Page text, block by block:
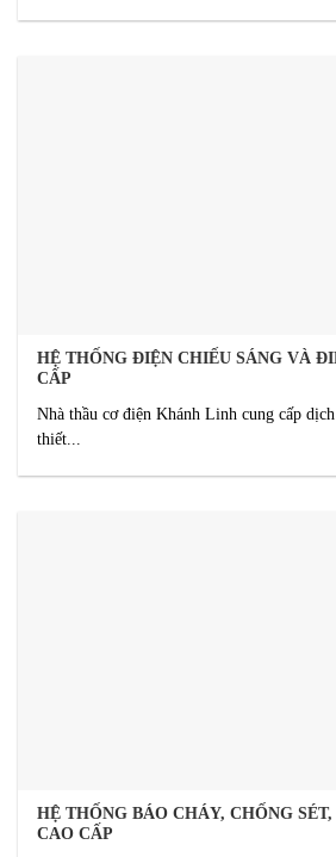
HỆ THỐNG ĐIỆN CHIẾU SÁNG VÀ
CẤP
Nhà thầu cơ điện Khánh Linh cung cấp
thiết...
HỆ THỐNG BÁO CHÁY, CHỐNG
CAO CẤP